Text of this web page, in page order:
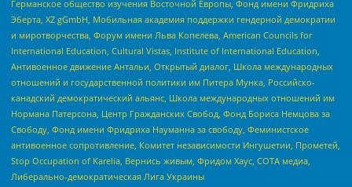
Германское общество изучения Восточной Европы, Фонд имени Фридриха
Эберта, XZ gGmbH, Мобильная академия поддержки гендерной демократии
и миротворчества, Форум имени Льва Копелева, American Councils for
International Education, Cultural Vistas, Institute of International Education,
Антивоенное движение Антальи, Открытый диалог, Школа международных
отношений и государственной политики им Питера Мунка, Российско-
канадский демократический альянс, Школа международных отношений им
Нормана Патерсона, Центр Гражданских Свобод, Фонд Бориса Немцова за
Свободу, Фонд имени Фридриха Науманна за свободу, Феминистское
антивоенное сопротивление, Комитет независимости Ингушетии, Прометей,
Stop Occupation of Karelia, Вернись живым, Фридом Хаус, СОТА медиа,
Либерально-демократическая Лига Украины